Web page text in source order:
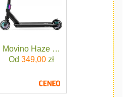
Black
Movino Haze Czarny
Od 349,00zł